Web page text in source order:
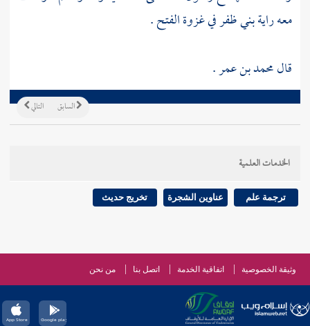
معه رايةبني ظفرفي غزوة الفتح .
قالمحمد بن عمر.
التالي السابق
الخدمات العلمية
ترجمة علم عناوين الشجرة تخريج حديث
وثيقة الخصوصية اتفاقية الخدمة اتصل بنا من نحن